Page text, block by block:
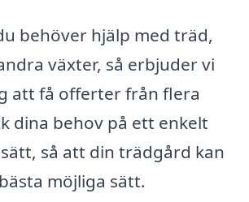
behöver hjälp med träd,
växter, så erbjuder vi
att få offerter från flera
dina behov på ett enkelt
så att din trädgård kan
möjliga sätt.